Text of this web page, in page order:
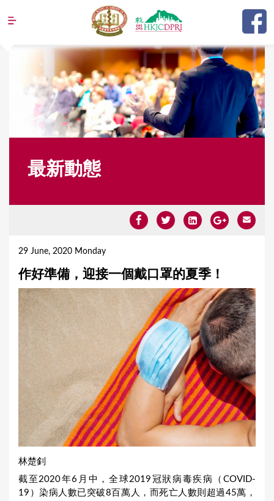
Jump to navigation
最新動態
29 June, 2020 Monday
作好準備，迎接一個戴口罩的夏季！
林楚釗
截至2020年6月中，全球2019冠狀病毒疾病（COVID-
19）染病人數已突破8百萬人，而死亡人數則超過45萬，